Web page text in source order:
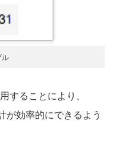
ル
ることにより、
が効率的にできるよう